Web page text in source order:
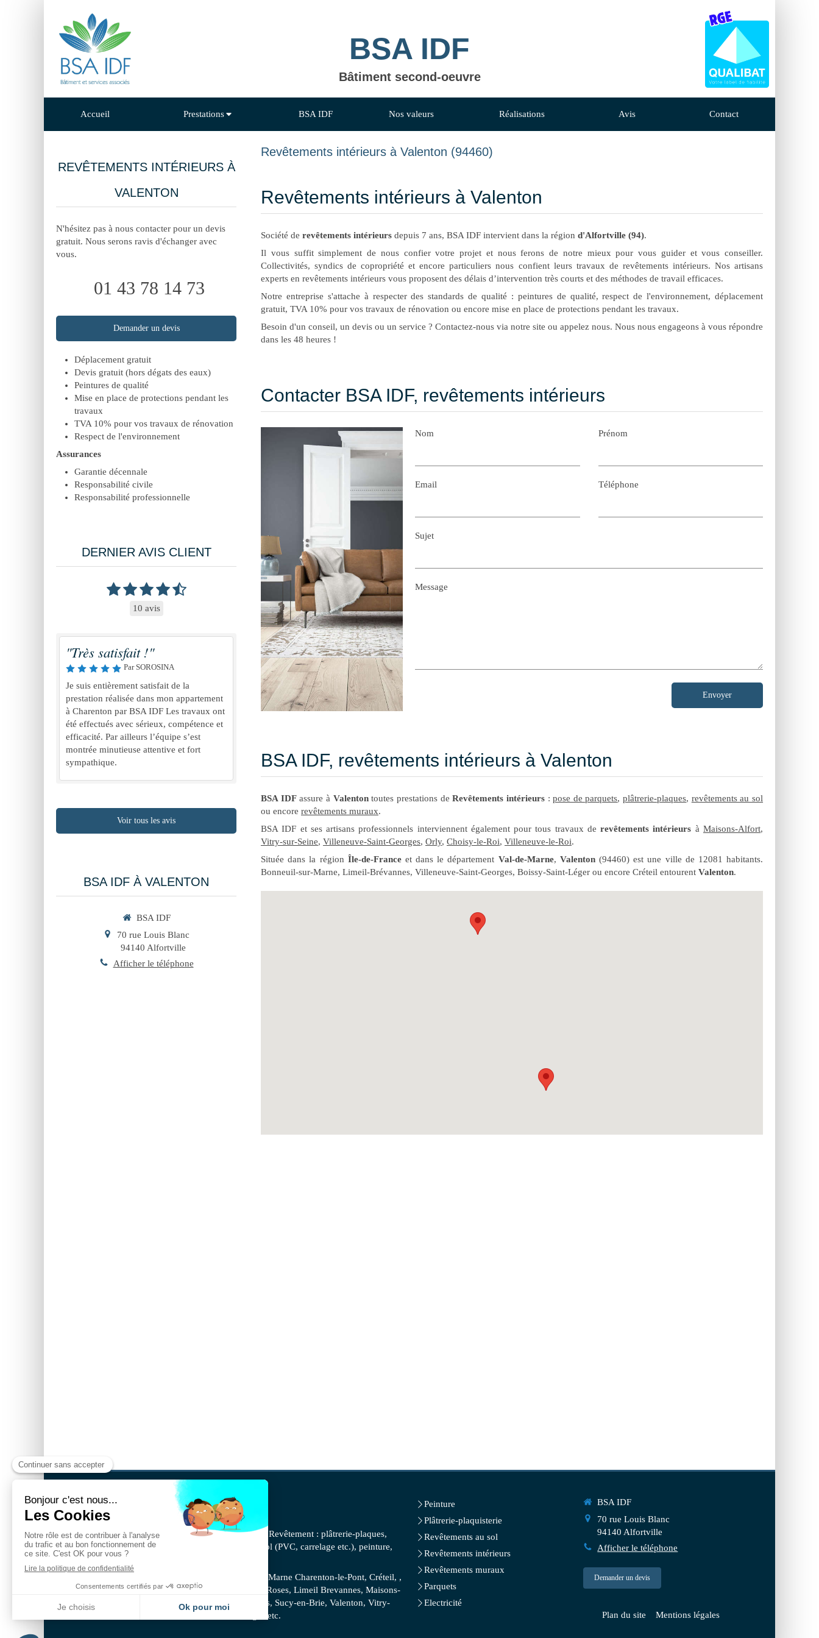
BSA IDF
Bâtiment second-oeuvre
Accueil Prestations BSA IDF Nos valeurs Réalisations Avis Contact
Revêtements intérieurs à Valenton (94460)
Revêtements intérieurs à Valenton
Société de revêtements intérieurs depuis 7 ans, BSA IDF intervient dans la région d'Alfortville (94).
Il vous suffit simplement de nous confier votre projet et nous ferons de notre mieux pour vous guider et vous conseiller.
Collectivités, syndics de copropriété et encore particuliers nous confient leurs travaux de revêtements intérieurs. Nos artisans
experts en revêtements intérieurs vous proposent des délais d’intervention très courts et des méthodes de travail efficaces.
Notre entreprise s'attache à respecter des standards de qualité : peintures de qualité, respect de l'environnement, déplacement
gratuit, TVA 10% pour vos travaux de rénovation ou encore mise en place de protections pendant les travaux.
Besoin d'un conseil, un devis ou un service ? Contactez-nous via notre site ou appelez nous. Nous nous engageons à vous répondre
dans les 48 heures !
Contacter BSA IDF, revêtements intérieurs
Nom Prénom
Email Téléphone
Sujet
Message
Envoyer
BSA IDF, revêtements intérieurs à Valenton
BSA IDFassure à Valentontoutes prestations deRevêtements intérieurs:pose de parquets,plâtrerie-plaques, revêtements au sol
ou encore revêtements muraux.
BSA IDF et ses artisans professionnels interviennent également pour tous travaux derevêtements intérieurs àMaisons-Alfort,
Vitry-sur-Seine, Villeneuve-Saint-Georges, Orly, Choisy-le-Roi, Villeneuve-le-Roi.
Située dans la région Île-de-Franceet dans le département Val-de-Marne, Valenton(94460) est une ville de 12081 habitants.
Bonneuil-sur-Marne, Limeil-Brévannes, Villeneuve-Saint-Georges, Boissy-Saint-Léger ou encore Créteil entourent Valenton.
REVÊTEMENTS INTÉRIEURS À
VALENTON
N'hésitez pas à nous contacter pour un devis
gratuit. Nous serons ravis d'échanger avec
vous.
01 43 78 14 73
Demander un devis
Déplacement gratuit
Devis gratuit (hors dégats des eaux)
Peintures de qualité
Mise en place de protections pendant les
travaux
TVA 10% pour vos travaux de rénovation
Respect de l'environnement
Assurances
Garantie décennale
Responsabilité civile
Responsabilité professionnelle
DERNIER AVIS CLIENT
10 avis
"Très satisfait !"
Par SOROSINA
Je suis entièrement satisfait de la
prestation réalisée dans mon appartement
à Charenton par BSA IDF Les travaux ont
été effectués avec sérieux, compétence et
efficacité. Par ailleurs l’équipe s’est
montrée minutieuse attentive et fort
sympathique.
Voir tous les avis
BSA IDF À VALENTON
BSA IDF
70 rue Louis Blanc
94140 Alfortville
Afficher le téléphone
BSA IDF
BSA IDF est une société spécialisée en peinture - Revêtement : plâtrerie-plaques,
pose de tous types de parquets, revêtements de sol (PVC, carrelage etc.), peinture,
revêtements muraux, revêtements intérieurs.
Alfortville, Bonneuil-sur-Marne, Champigny-sur-Marne Charenton-le-Pont, Créteil, ,
Ivry-sur-Seine, Le Perreux-sur-Marne, L’hay-les-Roses, Limeil Brevannes, Maisons-
Alfort, Paris Saint-Mandé , Saint-Maur-des-Fossés, Sucy-en-Brie, Valenton, Vitry-
sur-Seine, Vincennes, Villeneuve-Saint-Georges etc.
Peinture
Plâtrerie-plaquisterie
Revêtements au sol
Revêtements intérieurs
Revêtements muraux
Parquets
Electricité
BSA IDF
70 rue Louis Blanc
94140 Alfortville
Afficher le téléphone
Demander un devis
Plan du site Mentions légales